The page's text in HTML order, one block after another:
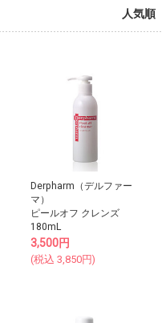
人気順
Derpharm（デルファー
マ）
ピールオフ クレンズ
180mL
3,500円
(税込 3,850円)